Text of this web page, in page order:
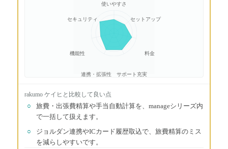
使いやすさ
セットアップ
料金
サポート充実
連携・拡張性
機能性
セキュリティ
rakumo ケイヒ と比較して良い点
○
旅費・出張費精算や手当自動計算を、manageシリーズ内
で一括して扱えます。
○
ジョルダン連携やICカード履歴取込で、旅費精算のミス
を減らしやすいです。